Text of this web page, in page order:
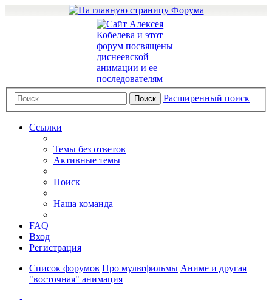
Поиск Расширенный поиск
Ссылки
Темы без ответов
Активные темы
Поиск
Наша команда
FAQ
Вход
Регистрация
Список форумов Про мультфильмы Аниме и другая
"восточная" анимация